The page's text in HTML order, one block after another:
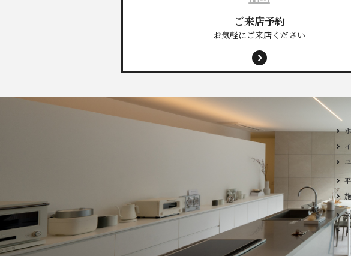
ご来店予約
お気軽にご来店ください